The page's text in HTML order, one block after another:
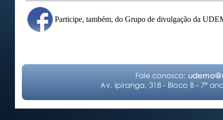
Participe, também, do Grupo de divulgação da